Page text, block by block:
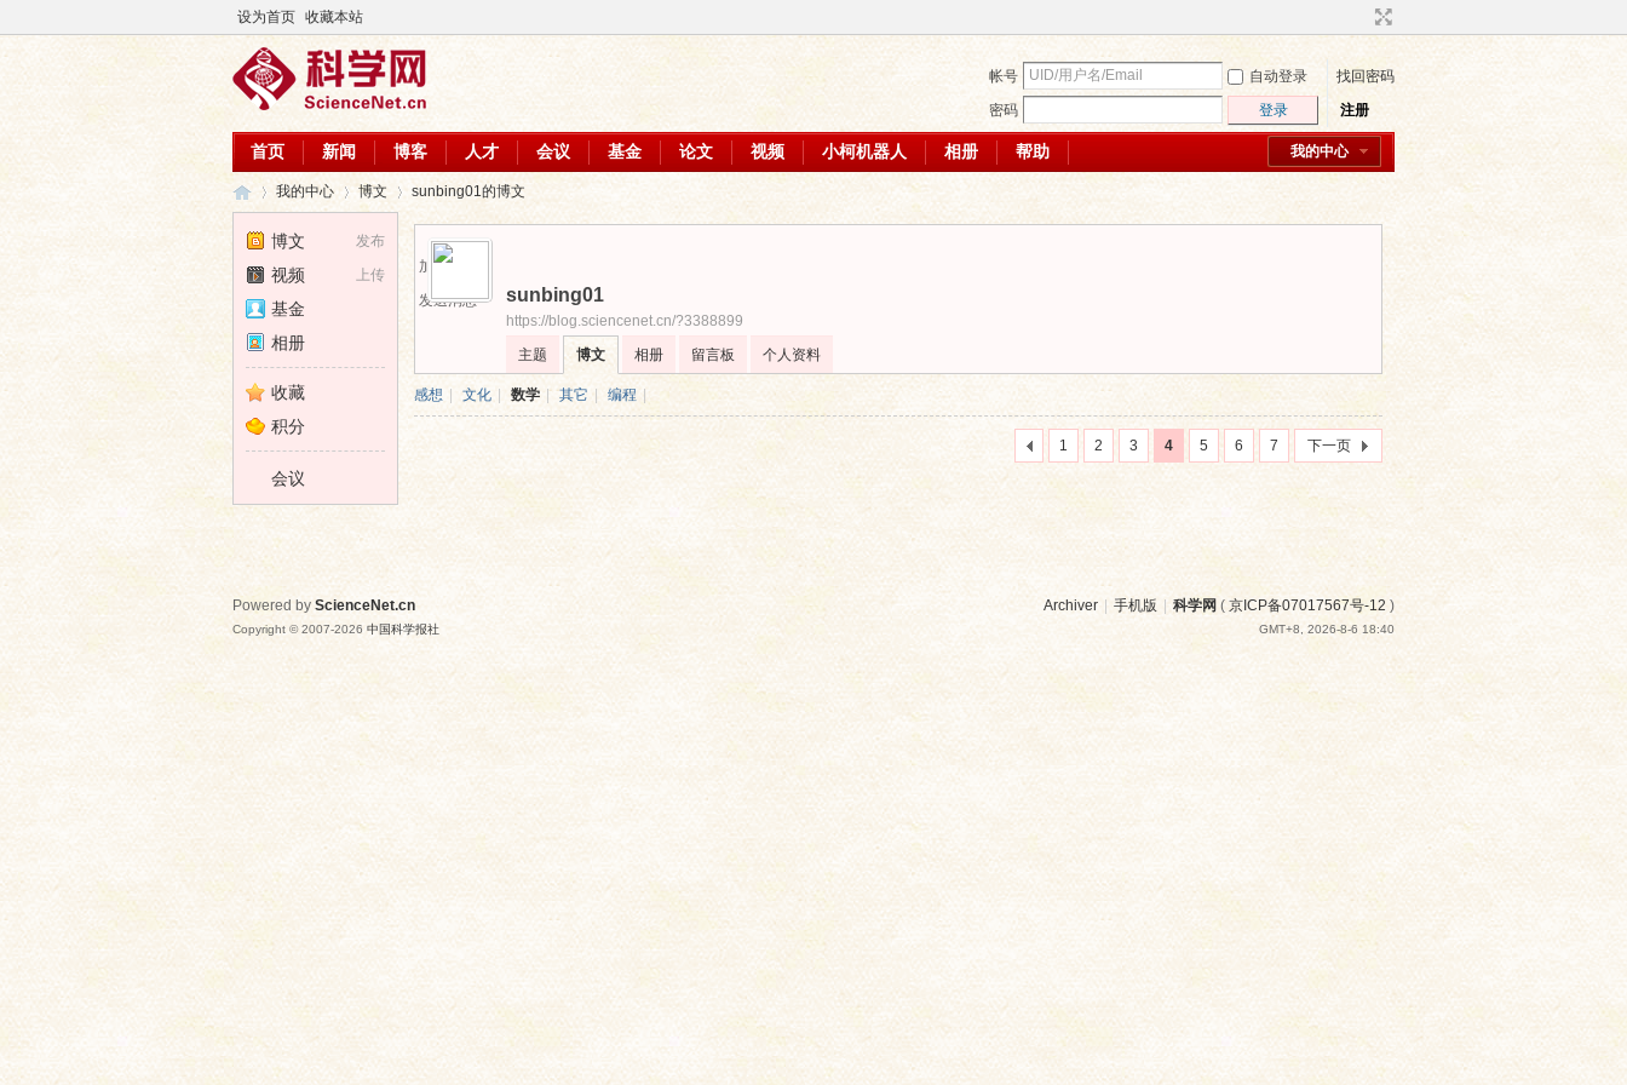
设为首页 收藏本站
帐号 自动登录
找回密码
密码
登录 注册
我的中心
首页 新闻 博客 人才 会议 基金 论文 视频 小柯机器人 相册 帮助
学
›
我的中心 博文 sunbing01的博文
加为好友
发送消息
sunbing01
https://blog.sciencenet.cn/?3388899
主题
博文 相册 留言板 个人资料
感想 文化 数学 其它 编程
1 2 3 4 5 6 7 下一页
发布
博文
上传
视频
基金
相册
收藏
积分
会议
Archiver 手机版 科学网 ( 京ICP备07017567号-12 )
GMT+8, 2026-8-6 18:40
Powered by ScienceNet.cn
Copyright © 2007-2026 中国科学报社